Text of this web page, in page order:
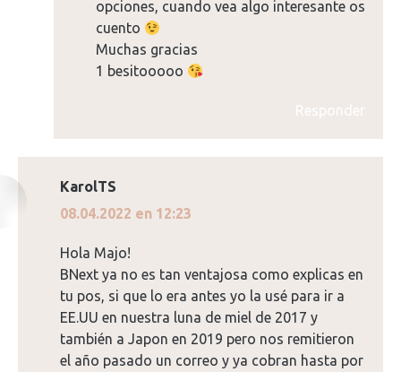
opciones, cuando vea algo interesante os
cuento
Muchas gracias
1 besitooooo
Responder
KarolTS
dice:
08.04.2022 en 12:23
Hola Majo!
BNext ya no es tan ventajosa como explicas en
tu pos, si que lo era antes yo la usé para ir a
EE.UU en nuestra luna de miel de 2017 y
también a Japon en 2019 pero nos remitieron
el año pasado un correo y ya cobran hasta por